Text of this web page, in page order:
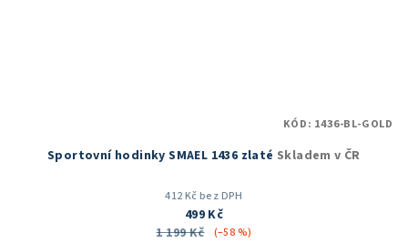
Sportovní hodinky SMAEL 1436 zlaté Skladem v ČR
412 Kč bez DPH
499 Kč
1 199 Kč
(–58 %)
KÓD: 1436-BL-GOLD